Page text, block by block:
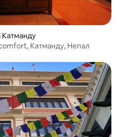
Катманду
Катманду, Непал